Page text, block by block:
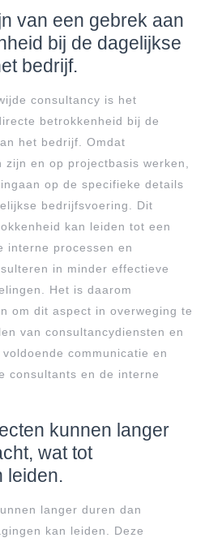
van een gebrek aan
bij de dagelijkse
bedrijf.
consultancy is het
betrokkenheid bij de
het bedrijf. Omdat
en op projectbasis werken,
op de specifieke details
bedrijfsvoering. Dit
kan leiden tot een
interne processen en
in minder effectieve
Het is daarom
om dit aspect in overweging te
van consultancydiensten en
communicatie en
consultants en de interne
kunnen langer
wat tot
leiden.
langer duren dan
kan leiden. Deze